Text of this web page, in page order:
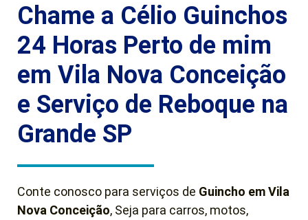
Chame a Célio Guinchos
24 Horas Perto de mim
em Vila Nova Conceição
e Serviço de Reboque na
Grande SP
Conte conosco para serviços de Guincho emVila
Nova Conceição, Seja para carros, motos,